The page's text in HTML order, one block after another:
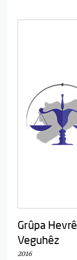
Grûpa
Veguhêz
2016